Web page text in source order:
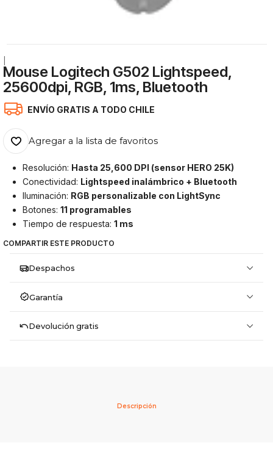
Mouse Logitech G502 Lightspeed,
25600dpi, RGB, 1ms, Bluetooth
ENVÍO GRATIS A TODO CHILE
Agregar a la lista de favoritos
Resolución: Hasta 25,600 DPI (sensor HERO 25K)
Conectividad: Lightspeed inalámbrico + Bluetooth
Iluminación: RGB personalizable con LightSync
Botones:11 programables
Tiempo de respuesta:1 ms
COMPARTIR ESTE PRODUCTO
Despachos
Garantía
Devolución gratis
Descripción